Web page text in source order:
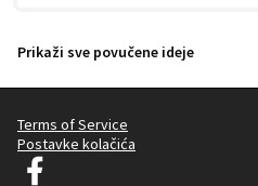
Prikaži sve povučene ideje
Terms of Service
Postavke kolačića
Decidim Ljubljana na Facebooku